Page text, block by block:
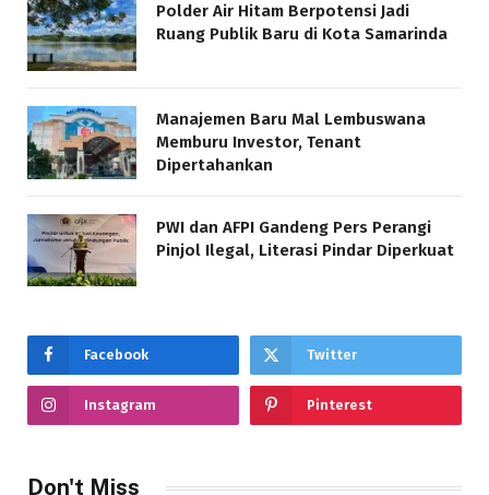
Polder Air Hitam Berpotensi Jadi
Ruang Publik Baru di Kota Samarinda
Manajemen Baru Mal Lembuswana
Memburu Investor, Tenant
Dipertahankan
PWI dan AFPI Gandeng Pers Perangi
Pinjol Ilegal, Literasi Pindar Diperkuat
Facebook Twitter
Instagram Pinterest
Don't Miss